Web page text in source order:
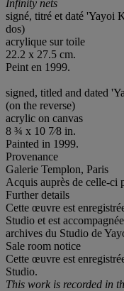
Infinity nets
signé, titré et daté 'Yayoi
dos)
acrylique sur toile
22.2 x 27.5 cm.
Peint en 1999.
signed, titled and dated
(on the reverse)
acrylic on canvas
8 ¾ x 10 7⁄8 in.
Painted in 1999.
Provenance
Galerie Templon, Paris
Acquis auprès de celle-ci
Further details
Cette œuvre est
Studio et est
archives du Studio de
Sale room notice
Cette œuvre est
Studio.
This work is recorded in